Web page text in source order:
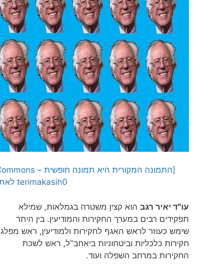
terimakasih0 לאתר Pixabay]
עו"ד יאיר רגב הוא קצין משטרה בגמלאות, שמילא
תפקידים רבים במערך החקירות והמודיעין. בין היתר
שימש כעוזר לראש האגף לחקירות ולמודיעין, ראש מפלג
חקירות כלכליות וביטחוניות ביאחב"ל, ראש לשכת
החקירות במרחב השפלה ועוד.